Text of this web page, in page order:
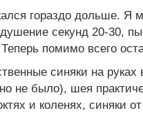
гораздо дольше. Я
секунд 20-30,
помимо всего
синяки на руках
не было), шея
и коленях, синяки